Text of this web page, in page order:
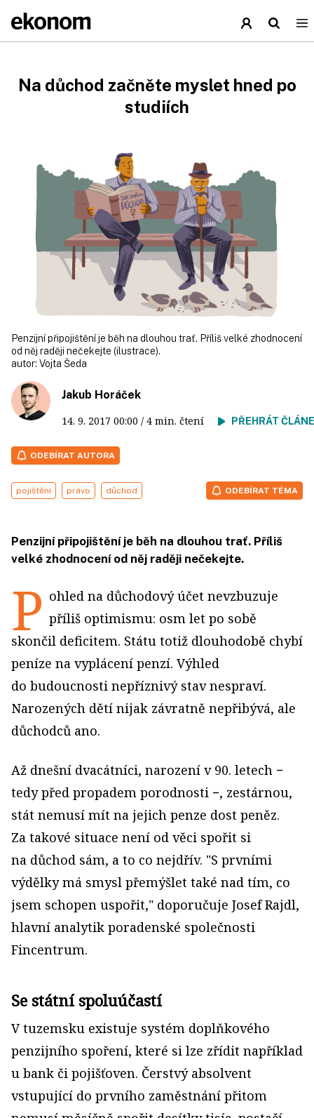
Na důchod začněte myslet hned po
studiích
Penzijní připojištění je běh na dlouhou trať. Příliš velké zhodnocení
od něj raději nečekejte (ilustrace).
autor: Vojta Šeda
Jakub Horáček
14. 9. 2017 00:00 / 4 min. čtení PŘEHRÁT
ODEBÍRAT AUTORA
pojištění právo důchod ODEBÍRAT TÉMA
Penzijní připojištění je běh na dlouhou trať. Příliš
velké zhodnocení od něj raději nečekejte.
P ohled na důchodový účet nevzbuzuje
příliš optimismu: osm let po sobě
skončil deficitem. Státu totiž dlouhodobě chybí
peníze na vyplácení penzí. Výhled
do budoucnosti nepříznivý stav nespraví.
Narozených dětí nijak závratně nepřibývá, ale
důchodců ano.
Až dnešní dvacátníci, narození v 90. letech −
tedy před propadem porodnosti −, zestárnou,
stát nemusí mít na jejich penze dost peněz.
Za takové situace není od věci spořit si
na důchod sám, a to co nejdřív. "S prvními
výdělky má smysl přemýšlet také nad tím, co
jsem schopen uspořit," doporučuje Josef Rajdl,
hlavní analytik poradenské společnosti
Fincentrum.
Se státní spoluúčastí
V tuzemsku existuje systém doplňkového
penzijního spoření, které si lze zřídit například
u bank či pojišťoven. Čerstvý absolvent
vstupující do prvního zaměstnání přitom